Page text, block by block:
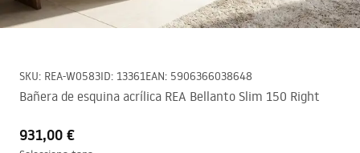
SKU: REA-W0583ID: 13361EAN: 5906366038648
Bañera de esquina acrílica REA Bellanto Slim 150 Right
931,00 €